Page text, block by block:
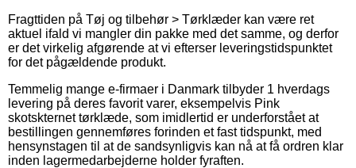
Fragttiden på Tøj og tilbehør > Tørklæder kan være ret
aktuel ifald vi mangler din pakke med det samme, og derfor
er det virkelig afgørende at vi efterser leveringstidspunktet
for det pågældende produkt.
Temmelig mange e-firmaer i Danmark tilbyder 1 hverdags
levering på deres favorit varer, eksempelvis Pink
skotskternet tørklæde, som imidlertid er underforstået at
bestillingen gennemføres forinden et fast tidspunkt, med
hensynstagen til at de sandsynligvis kan nå at få ordren klar
inden lagermedarbejderne holder fyraften.